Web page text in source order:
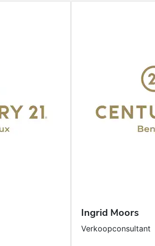
Ingrid Moors
Verkoopconsultant